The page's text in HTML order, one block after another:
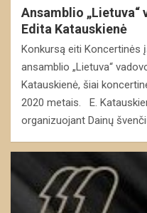
Ansamblio
Edita Katauskienė
Konkursą eiti Koncertinės
ansamblio „Lietuva“
Katauskienė, šiai
2020 metais. E.
organizuojant Dainų